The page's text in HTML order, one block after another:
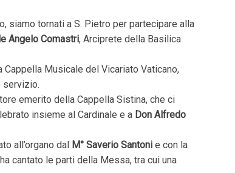
siamo tornati a S. Pietro per partecipare alla
Angelo Comastri, Arciprete della Basilica
Cappella Musicale del Vicariato Vaticano,
servizio.
emerito della Cappella Sistina, che ci
insieme al Cardinale e a Don Alfredo
all’organo dal M° Saverio Santoni e con la
cantato le parti della Messa, tra cui una